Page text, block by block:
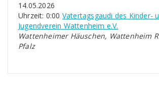
14.05.2026
Uhrzeit: 0:00 Vatertagsgaudi des Kinder-
Jugendverein Wattenheim e.V.
Wattenheimer Häuschen, Wattenheim
Pfalz